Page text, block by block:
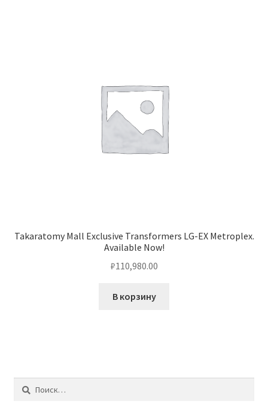
Takaratomy Mall Exclusive Transformers LG-EX Metroplex.
Available Now!
₽110,980.00
В корзину
Найти: